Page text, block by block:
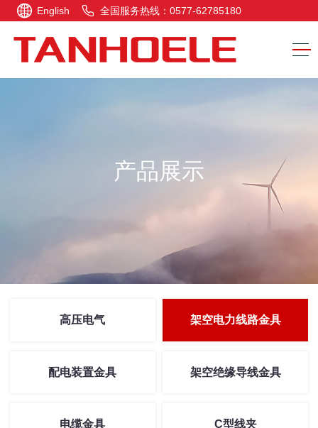
English 全国服务热线：0577-62785180
产品展示
高压电气 架空电力线路金具
配电装置金具 架空绝缘导线金具
电缆金具 C型线夹